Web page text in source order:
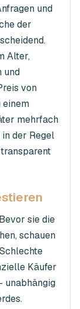
und
der
Alter,
und
von
einem
mehrfach
der Regel
sie die
schauen
Käufer
unabhängig